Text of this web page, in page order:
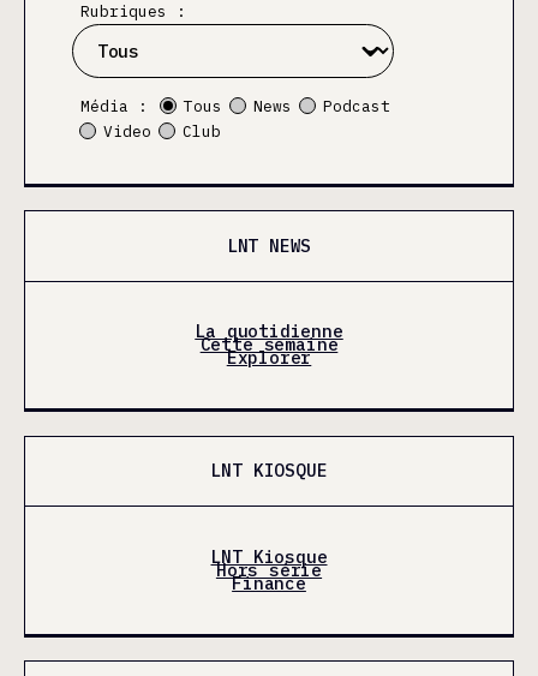
Rubriques :
Média : Tous News
Podcast
Video
Club
LNT NEWS
La quotidienne
Cette semaine
Explorer
LNT KIOSQUE
LNT Kiosque
Hors série
Finance